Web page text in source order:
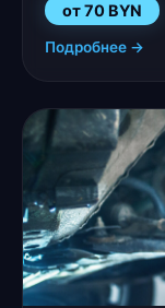
от 70 BYN
Подробнее →